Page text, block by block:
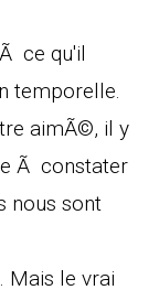
ce qu'il
temporelle.
aimÃ©, il y
Ã constater
nous sont
Mais le vrai